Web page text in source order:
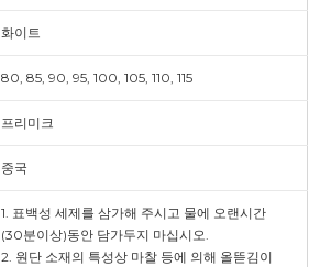
화이트
80, 85, 90, 95, 100, 105, 110, 115
프리미크
중국
1. 표백성 세제를 삼가해 주시고 물에 오랜시간
(30분이상)동안 담가두지 마십시오.
2. 원단 소재의 특성상 마찰 등에 의해 올뜯김이